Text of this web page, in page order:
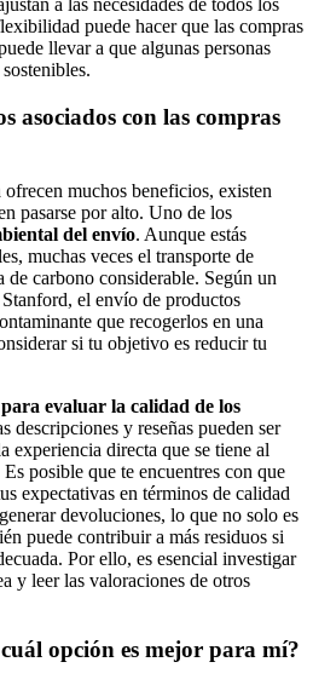
a las necesidades de todos los
puede hacer que las compras
llevar a que algunas personas
asociados con las compras
muchos beneficios, existen
pasarse por alto. Uno de los
del envío. Aunque estás
muchas veces el transporte de
de carbono considerable. Según un
el envío de productos
que recogerlos en una
si tu objetivo es reducir tu
evaluar la calidad de los
descripciones y reseñas pueden ser
experiencia directa que se tiene al
posible que te encuentres con que
expectativas en términos de calidad
devoluciones, lo que no solo es
puede contribuir a más residuos si
Por ello, es esencial investigar
y leer las valoraciones de otros
opción es mejor para mí?